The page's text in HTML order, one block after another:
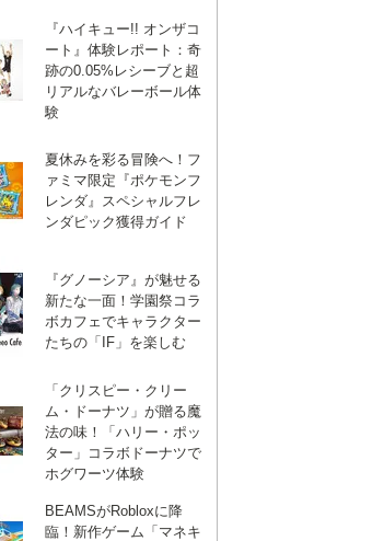
『ハイキュー!! オンザコ
ート』体験レポート：奇
跡の0.05%レシーブと超
リアルなバレーボール体
験
夏休みを彩る冒険へ！フ
ァミマ限定『ポケモンフ
レンダ』スペシャルフレ
ンダピック獲得ガイド
『グノーシア』が魅せる
新たな一面！学園祭コラ
ボカフェでキャラクター
たちの「IF」を楽しむ
「クリスピー・クリー
ム・ドーナツ」が贈る魔
法の味！「ハリー・ポッ
ター」コラボドーナツで
ホグワーツ体験
BEAMSがRobloxに降
臨！新作ゲーム「マネキ